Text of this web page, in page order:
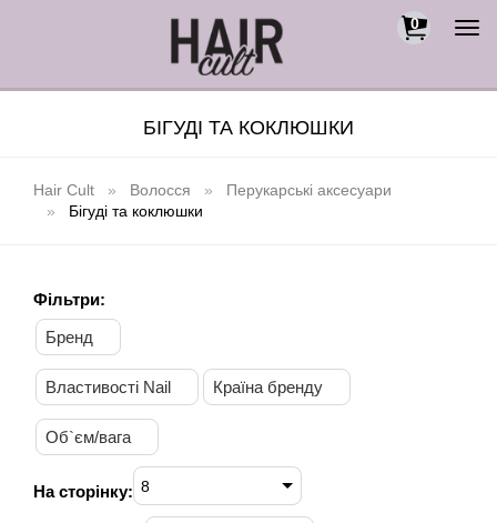
0
БІГУДІ ТА КОКЛЮШКИ
Hair Cult Волосся
Перукарські аксесуари
Бігуді та коклюшки
Фільтри:
Бренд
Властивості Nail Країна бренду
Об`єм/вага
На сторінку: 8